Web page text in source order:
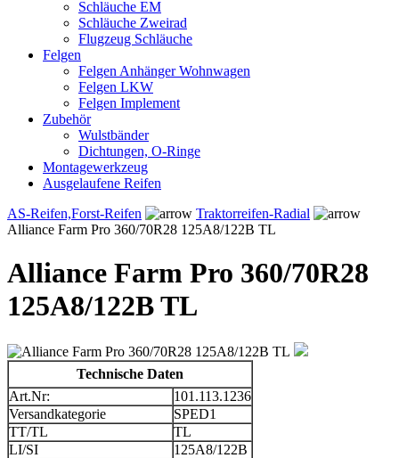
Schläuche EM
Schläuche Zweirad
Flugzeug Schläuche
Felgen
Felgen Anhänger Wohnwagen
Felgen LKW
Felgen Implement
Zubehör
Wulstbänder
Dichtungen, O-Ringe
Montagewerkzeug
Ausgelaufene Reifen
AS-Reifen,Forst-Reifen
Traktorreifen-Radial
Alliance Farm Pro 360/70R28 125A8/122B TL
Alliance Farm Pro 360/70R28
125A8/122B TL
Technische Daten
Art.Nr:
101.113.1236
Versandkategorie
SPED1
TT/TL
TL
LI/SI
125A8/122B